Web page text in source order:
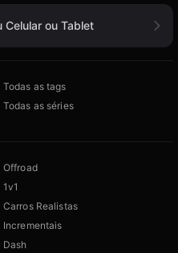
Celular ou Tablet
Todas as tags
Todas as séries
Offroad
1v1
Carros Realistas
Incrementais
Dash